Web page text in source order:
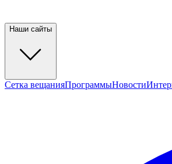
Наши сайты
Сетка вещанияПрограммыНовости